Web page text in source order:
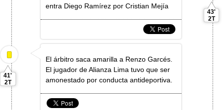
entra Diego Ramírez por Cristian Mejía
43'
2T
41'
2T
El árbitro saca amarilla a Renzo Garcés.
El jugador de Alianza Lima tuvo que ser
amonestado por conducta antideportiva.